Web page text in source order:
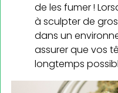
de les fumer !
à sculpter de
dans un
assurer que vos
longtemps